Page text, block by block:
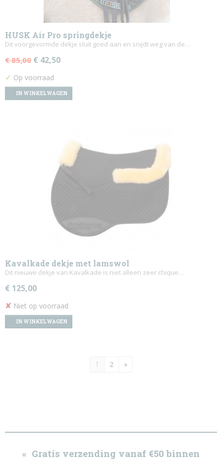
HUSK Air Pro springdekje
Dit voorgevormde dekje sluit goed aan en snijdt weg van de…
€ 85,00 € 42,50
✓ Op voorraad
IN WINKELWAGEN
Kavalkade dekje met lamswol
Dit nieuwe dekje van Kavalkade is niet alleen zeer chique…
€ 125,00
✘ Niet op voorraad
IN WINKELWAGEN
1 2 »
« Gratis verzending vanaf €50 binnen